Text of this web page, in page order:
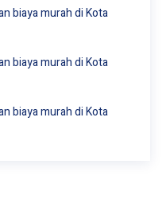
biaya murah di Kota
biaya murah di Kota
biaya murah di Kota